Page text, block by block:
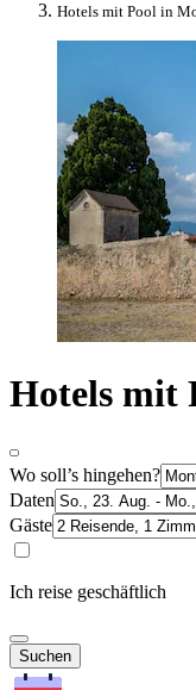
Hotels mit Pool in
Hotels mit
Wo soll’s hingehen?
Daten
Gäste
Ich reise geschäftlich
Suchen